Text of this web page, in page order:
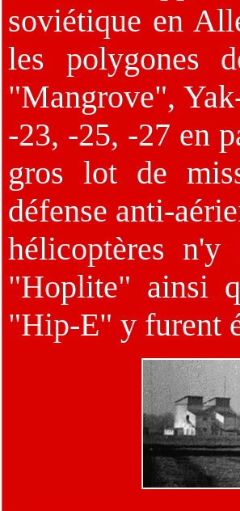
soviétique en
les polygones
"Mangrove",
-23, -25, -27 en
gros lot de
défense anti-
hélicoptères
"Hoplite" ainsi
"Hip-E" y furent